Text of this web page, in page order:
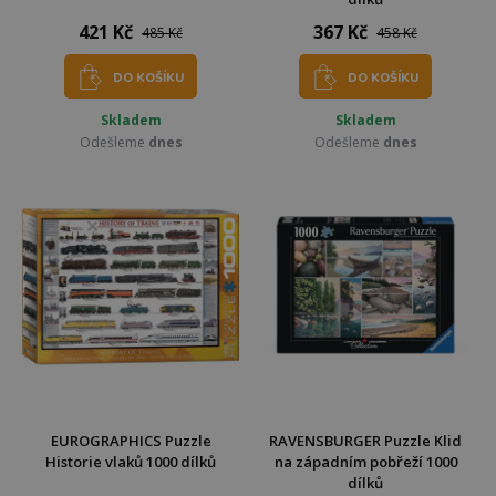
421 Kč 485 Kč
DO KOŠÍKU
Skladem
Odešleme dnes
367 Kč 458 Kč
DO KOŠÍKU
Skladem
Odešleme dnes
EUROGRAPHICS Puzzle
Historie vlaků 1000 dílků
RAVENSBURGER Puzzle Klid
na západním pobřeží 1000
dílků